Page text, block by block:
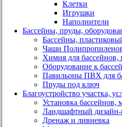
Клетки
Игрушки
Наполнители
Бассейны, пруды,
Бассейны,
Чаши
Химия для бассейнов,
Оборудование к
Павильоны ПВХ для
Пруды под ключ
Благоустройство участка,
Установка бассейнов,
Ландшафтный дизайн-
Дренаж и ливневка